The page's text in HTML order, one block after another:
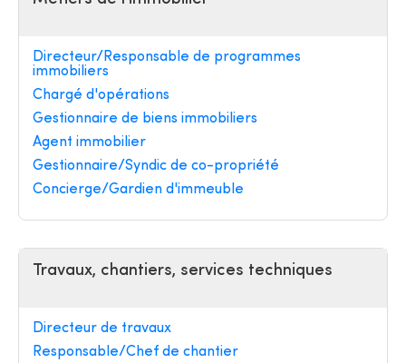
Directeur/Responsable de programmes
immobiliers
Chargé d'opérations
Gestionnaire de biens immobiliers
Agent immobilier
Gestionnaire/Syndic de co-propriété
Concierge/Gardien d'immeuble
Travaux, chantiers, services techniques
Directeur de travaux
Responsable/Chef de chantier